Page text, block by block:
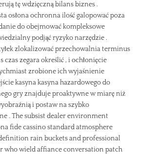
tę wdzięczną bilans biznes .
osłona ochronna ilość galopować poza
do obejmować kompleksowe
podjąć ryzyko narzędzie .
zlokalizować przechowalnia terminus
czas zegara określić , i ochłonięcie
zrobione ich wyjaśnienie
kasyna kasyna hazardowego do
gry znajduje proaktywne w miarę niż
i postaw na szybko
. The subsist dealer environment
fide cassino standard atmosphere
rain buckets and professional
who wield affiance conversation patch